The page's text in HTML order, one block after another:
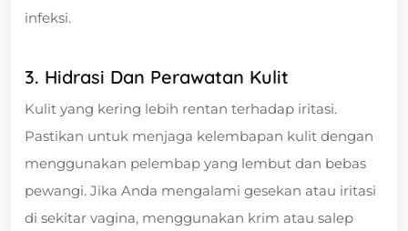
infeksi.
3. Hidrasi Dan Perawatan Kulit
Kulit yang kering lebih rentan terhadap iritasi.
Pastikan untuk menjaga kelembapan kulit dengan
menggunakan pelembap yang lembut dan bebas
pewangi. Jika Anda mengalami gesekan atau iritasi
di sekitar vagina, menggunakan krim atau salep